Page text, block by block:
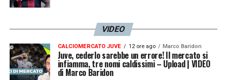
VIDEO
CALCIOMERCATO JUVE 12 ore ago Marco Baridon
Juve, cederlo sarebbe un errore! Il mercato si
infiamma, tre nomi caldissimi – Upload | VIDEO
di Marco Baridon